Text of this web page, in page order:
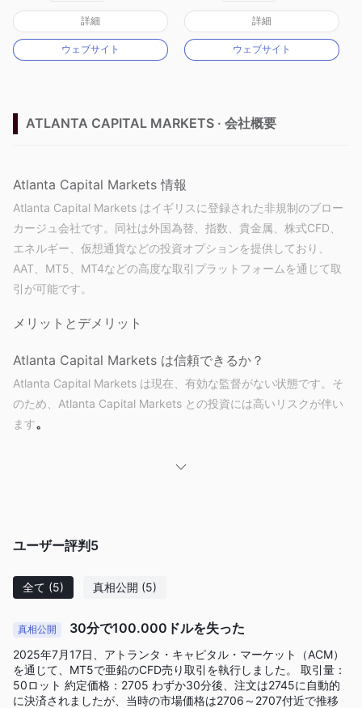
オーストラリア規制
マーケットメイキングライセンス（MM）
MT4フルライセンス
詳細
ウェブサイト
オーストラリア規制
マーケットメイキングライセンス（MM）
MT4フルライセンス
詳細
ウェブサイト
ATLANTA CAPITAL MARKETS · 会社概要
Atlanta Capital Markets 情報
Atlanta Capital Markets はイギリスに登録された非規制のブロー
カージュ会社です。同社は外国為替、指数、貴金属、株式CFD、
エネルギー、仮想通貨などの投資オプションを提供しており、
AAT、MT5、MT4などの高度な取引プラットフォームを通じて取
引が可能です。
メリットとデメリット
Atlanta Capital Markets は信頼できるか？
Atlanta Capital Markets は現在、有効な監督がない状態です。そ
のため、Atlanta Capital Markets との投資には高いリスクが伴い
ます。
アカウントの種類
Atlanta Capital Marketsは、STPアカウント、PROアカウント、
ECNアカウント、およびInstitutionalアカウントの4つのライブ口
座タイプを提供しています。
さらに、Atlanta Capital Marketsはデモ口座も提供しています。
また、共有CFDはECNアカウントのみ利用可能です。
レバレッジ
ユーザー評判 5
全て (5) 真相公開 (5)
真相公開 30分で100.000ドルを失った
2025年7月17日、アトランタ・キャピタル・マーケット（ACM）
を通じて、MT5で亜鉛のCFD売り取引を執行しました。 取引量：
50ロット 約定価格：2705 わずか30分後、注文は2745に自動的
に決済されましたが、当時の市場価格は2706～2707付近で推移